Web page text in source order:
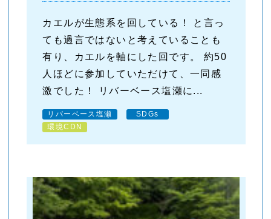
カエルが生態系を回している！ と言っ
ても過言ではないと考えていることも
有り、カエルを軸にした回です。 約50
人ほどに参加していただけて、一同感
激でした！ リバーベース塩瀬に...
リバーベース塩瀬
SDGs
環境CDN